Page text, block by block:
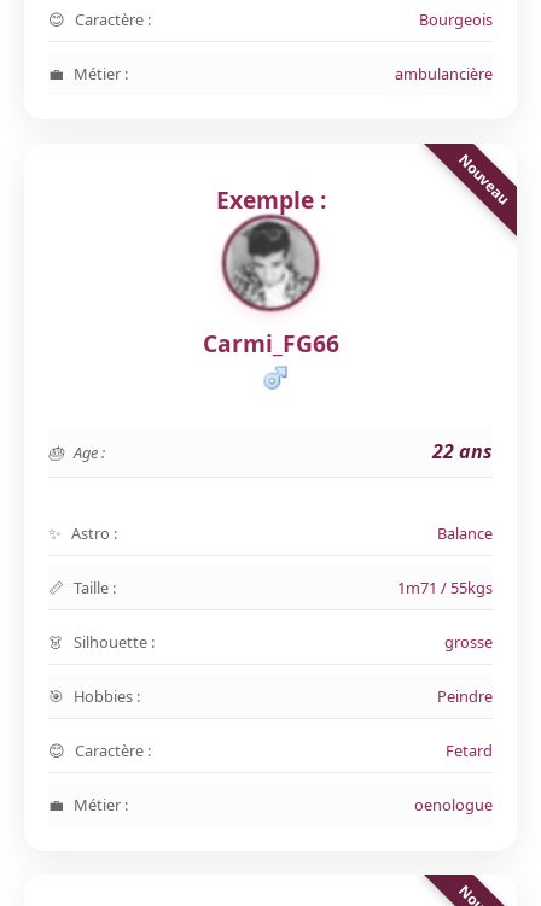
Caractère : Bourgeois
Métier : ambulancière
Exemple :
Carmi_FG66
Age : 22 ans
Astro : Balance
Taille : 1m71 / 55kgs
Silhouette : grosse
Hobbies : Peindre
Caractère : Fetard
Métier : oenologue